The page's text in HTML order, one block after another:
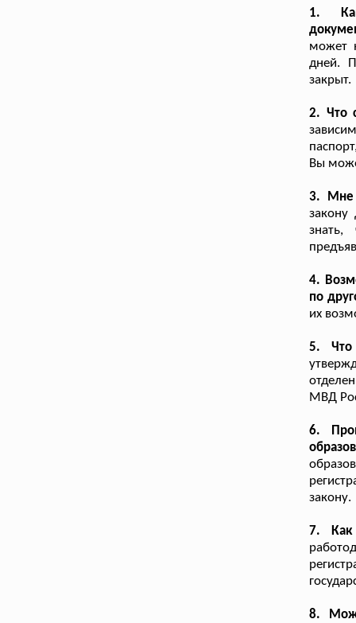
1.
может
дней.
закрыт.
2. Что
Вы
3. Мне
закону
4.
по
их
5. Что
МВД
6.
закону.
7. Как
8.